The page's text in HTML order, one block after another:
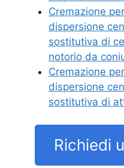
Cremazione
dispersione
sostitutiva di
notorio da
Cremazione
dispersione
sostitutiva di
Richiedi